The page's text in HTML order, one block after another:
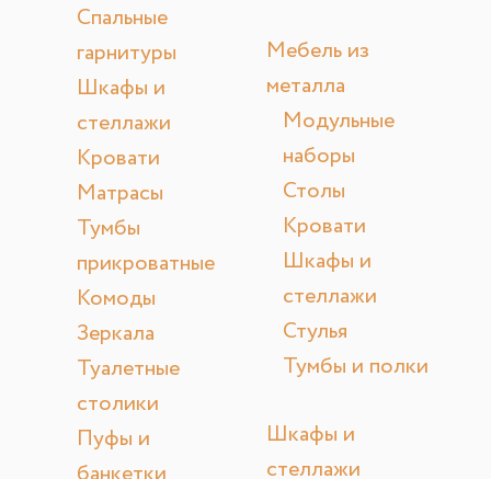
Спальные
гарнитуры
Шкафы и
стеллажи
Кровати
Матрасы
Тумбы
прикроватные
Комоды
Зеркала
Туалетные
столики
Пуфы и
Мебель из
металла
Модульные
наборы
Столы
Кровати
Шкафы и
стеллажи
Стулья
Тумбы и полки
Шкафы и
стеллажи